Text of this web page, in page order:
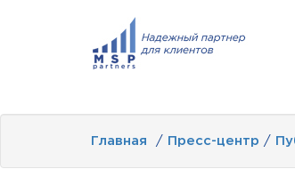
Главная / Пресс-центр /